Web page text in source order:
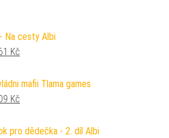
Na cesty Albi
cena byla: 179 Kč.
Kč
mafii Tlama games
cena byla: 899 Kč.
Kč
pro dědečka - 2. díl Albi